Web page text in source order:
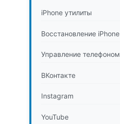
iPhone утилиты
Восстановление iPhone
Управление телефоном
ВКонтакте
Instagram
YouTube